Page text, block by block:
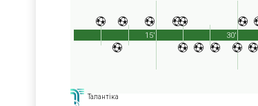
Талантіка
15' 30'